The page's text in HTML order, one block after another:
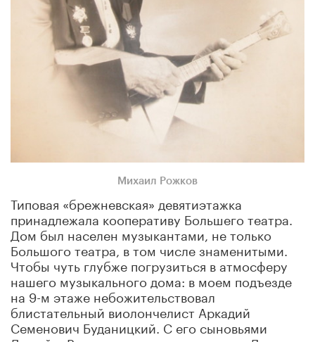
Михаил Рожков
Типовая «брежневская» девятиэтажка
принадлежала кооперативу Большего театра.
Дом был населен музыкантами, не только
Большого театра, в том числе знаменитыми.
Чтобы чуть глубже погрузиться в атмосферу
нашего музыкального дома: в моем подъезде
на 9-м этаже небожительствовал
блистательный виолончелист Аркадий
Семенович Буданицкий. С его сыновьями